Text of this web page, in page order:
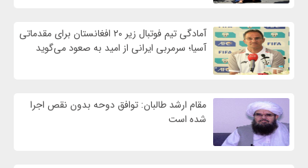
آمادگی تیم فوتبال زیر ۲۰ افغانستان برای مقدماتی
آسیا؛ سرمربی ایرانی از امید به صعود می‌گوید
مقام ارشد طالبان: توافق دوحه بدون نقص اجرا
شده است